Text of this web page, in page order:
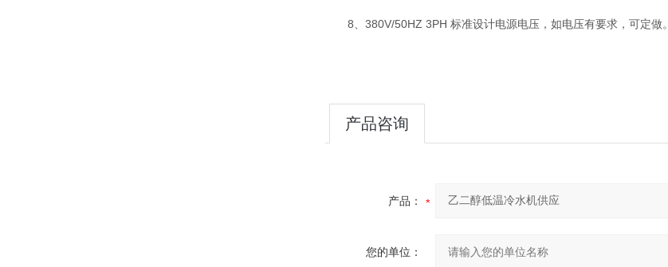
8、380V/50HZ 3PH 标准设计电源电压，如电压有要求，可定做。
产品咨询
产品：
您的单位：